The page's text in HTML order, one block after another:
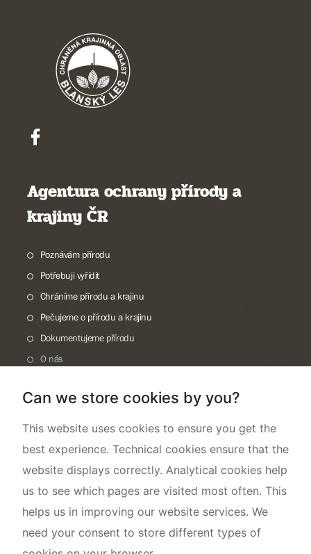
Agentura ochrany přírody a
krajiny ČR
Poznávám přírodu
Potřebuji vyřídit
Chráníme přírodu a krajinu
Pečujeme o přírodu a krajinu
Dokumentujeme přírodu
O nás
Can we store cookies by you?
This website uses cookies to ensure you get the
best experience. Technical cookies ensure that the
website displays correctly. Analytical cookies help
us to see which pages are visited most often. This
helps us in improving our website services. We
need your consent to store different types of